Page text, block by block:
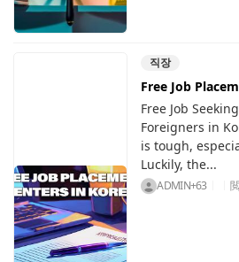
직장
Free Job
Free Job
Foreigners in
is tough,
Luckily, the...
ADMIN+63